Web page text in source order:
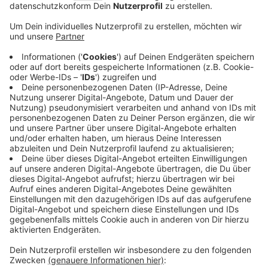
Radio Siegen ist in diesem Sommer einmal mehr das
meistgehörte Radio in Siegerland und Wittgenstein.
Mehr als 80.000 Menschen über 14 Jahren hören hier
täglich unser Programm. Unsere Einschaltquote wird
über telefonische und Online-Befragungen von
unabhängigen Marktforschern ermittelt. Die Zahlen
wurden heute Morgen veröffentlicht. Besonders
erfolgreich sind wir in der werberelevanten Zielgruppe
der 14- bis 49jährigen: Hier erreichen wir mit rund 40
Prozent genauso viele Hörerinnen und Hörer wie alle
Musik-Programme des WDR zusammen. Der
öffentlich-rechtliche Sender in Köln ist unsere
Hauptkonkurrenz. Radio Siegen kassiert keine
Rundfunkgebühren, sondern lebt ausschließlich von
Werbeeinnahmen. Wir sagen DANKE fürs Zuhören!
Anzeige